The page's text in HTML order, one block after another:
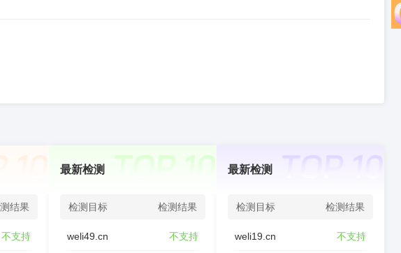
结果
不支持
最新检测
检测目标 检测结果
weli49.cn 不支持
最新检测
检测目标 检测结果
weli19.cn 不支持